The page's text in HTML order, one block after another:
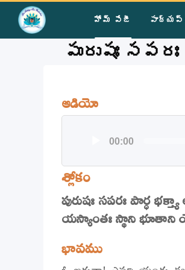
హోమ్ పేజీ
Courses »Group II »Year I »
పురుషః
ఆడియో
00:00
శ్లోకం
పురుషః సపరః పార్ధ
యస్యాంతః స్థాని
భావము